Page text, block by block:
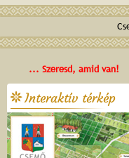
... Szeresd, amid van!
Interaktív térkép